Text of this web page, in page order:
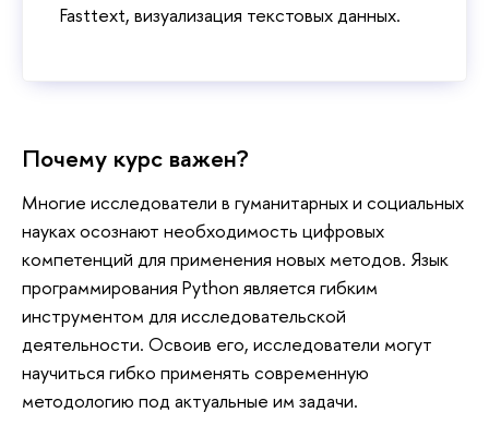
Fasttext, визуализация текстовых данных.
Почему курс важен?
Многие исследователи в гуманитарных и социальных
науках осознают необходимость цифровых
компетенций для применения новых методов. Язык
программирования Python является гибким
инструментом для исследовательской
деятельности. Освоив его, исследователи могут
научиться гибко применять современную
методологию под актуальные им задачи.